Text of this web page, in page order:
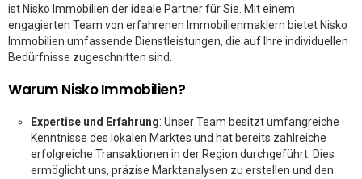
ist Nisko Immobilien der ideale Partner für Sie. Mit einem
engagierten Team von erfahrenen Immobilienmaklern bietet Nisko
Immobilien umfassende Dienstleistungen, die auf Ihre individuellen
Bedürfnisse zugeschnitten sind.
Warum Nisko Immobilien?
Expertise und Erfahrung: Unser Team besitzt umfangreiche
Kenntnisse des lokalen Marktes und hat bereits zahlreiche
erfolgreiche Transaktionen in der Region durchgeführt. Dies
ermöglicht uns, präzise Marktanalysen zu erstellen und den